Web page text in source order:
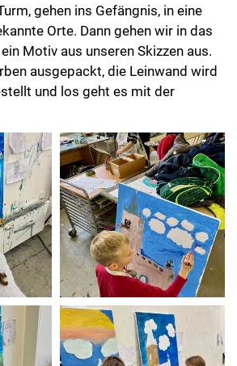
gehen ins Gefängnis, in eine
Orte. Dann gehen wir in das
Motiv aus unseren Skizzen aus.
ausgepackt, die Leinwand wird
und los geht es mit der